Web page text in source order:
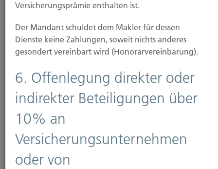
Sichern
Wir helfen Ihnen sich für jegliche Situation
den passenden Vertragsbedingungen aus.
Versicherungsprämie enthalten ist.
Der Mandant schuldet dem Makler für dessen
Dienste keine Zahlungen, soweit nichts anderes
gesondert vereinbart wird (Honorarvereinbarung).
6. Offenlegung direkter oder
indirekter Beteiligungen über
10% an
Versicherungsunternehmen
oder von